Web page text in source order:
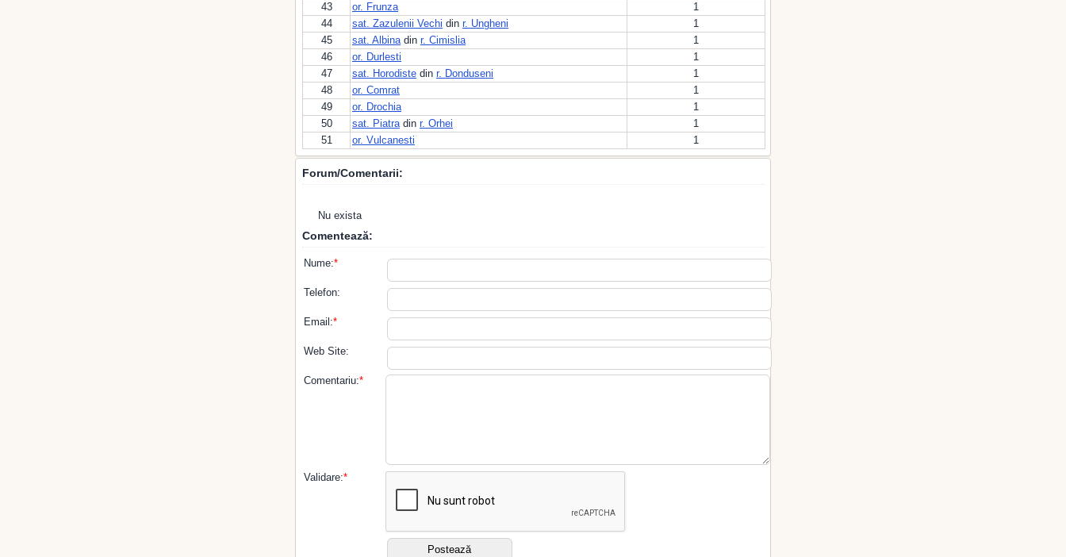
43
or. Frunza
1
44
sat. Zazulenii Vechi din r. Ungheni
1
45
sat. Albinadin r. Cimislia
1
46
or. Durlesti
1
47
sat. Horodiste din r. Donduseni
1
48
or. Comrat
1
49
or. Drochia
1
50
sat. Piatradin r. Orhei
1
51
or. Vulcanesti 1
Forum/Comentarii:
Nu exista
Comentează:
Nume:*
Telefon:
Email:*
Web Site:
Comentariu:*
Validare:*